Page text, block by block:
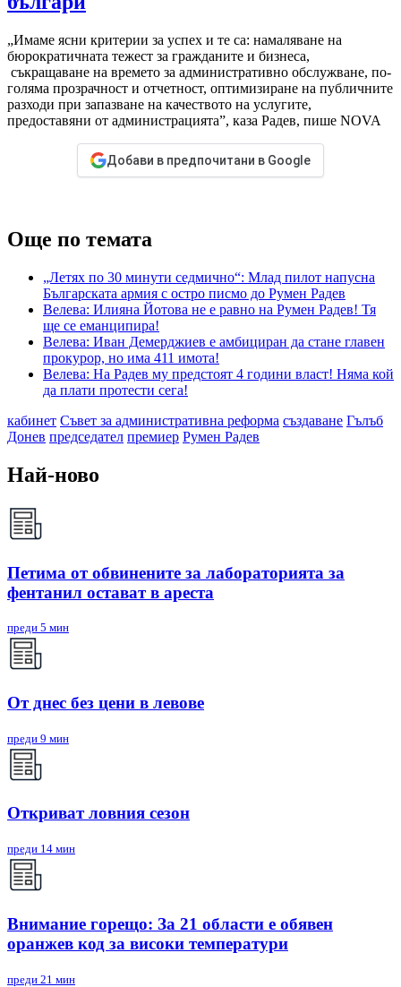
„Имаме ясни критерии за успех и те са: намаляване на
бюрократичната тежест за гражданите и бизнеса,
съкращаване на времето за административно обслужване, по-
голяма прозрачност и отчетност, оптимизиране на публичните
разходи при запазване на качеството на услугите,
предоставяни от администрацията”, каза Радев, пише NOVA
Добави в предпочитани в Google
Още по темата
„Летях по 30 минути седмично“: Млад пилот напусна
Българската армия с остро писмо до Румен Радев
Велева: Илияна Йотова не е равно на Румен Радев! Тя
ще се еманципира!
Велева: Иван Демерджиев е амбициран да стане главен
прокурор, но има 411 имота!
Велева: На Радев му предстоят 4 години власт! Няма кой
да плати протести сега!
кабинет Съвет за административна реформа създаване Гълъб
Донев председател премиер Румен Радев
Най-ново
Петима от обвинените за лабораторията за
фентанил остават в ареста
преди 5 мин
От днес без цени в левове
преди 9 мин
Откриват ловния сезон
преди 14 мин
Внимание горещо: За 21 области е обявен
оранжев код за високи температури
преди 21 мин